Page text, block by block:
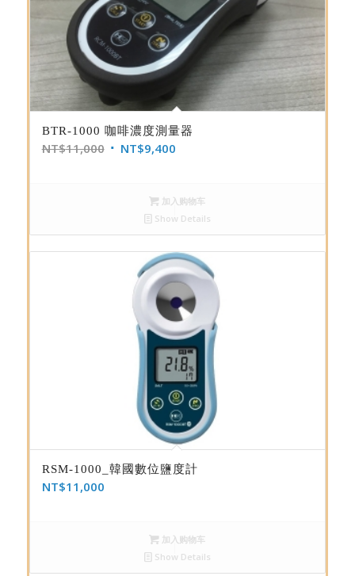
BTR-1000 咖啡濃度測量器
NT$11,000 NT$9,400
加入购物车
Show Details
RSM-1000_韓國數位鹽度計
NT$11,000
加入购物车
Show Details